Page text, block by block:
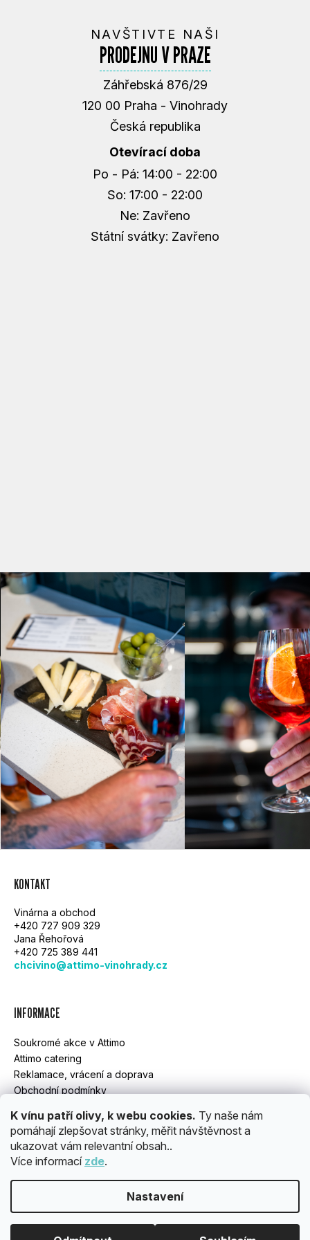
K vínu patří olivy, k webu cookies. Ty naše nám
pomáhají zlepšovat stránky, měřit návštěvnost a
ukazovat vám relevantní obsah..
Více informací zde.
Nastavení
NAVŠTIVTE NAŠI
PRODEJNU V PRAZE
Záhřebská 876/29
120 00 Praha - Vinohrady
Česká republika
Otevírací doba
Po - Pá: 14:00 - 22:00
So: 17:00 - 22:00
Ne: Zavřeno
Státní svátky: Zavřeno
KONTAKT
Vinárna a obchod
+420 727 909 329
Jana Řehořová
+420 725 389 441
chcivino@attimo-vinohrady.cz
INFORMACE
Soukromé akce v Attimo
Attimo catering
Reklamace, vrácení a doprava
Obchodní podmínky
INSTAGRAM
Copyright 2026ATTIMO. Všechna práva vyhrazena.Upravit